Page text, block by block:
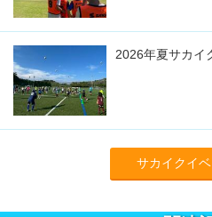
2026年夏サカイ
サカイクイ